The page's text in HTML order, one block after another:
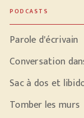
PODCASTS
Parole d'écrivain
Conversation
Sac à dos et
Tomber les murs